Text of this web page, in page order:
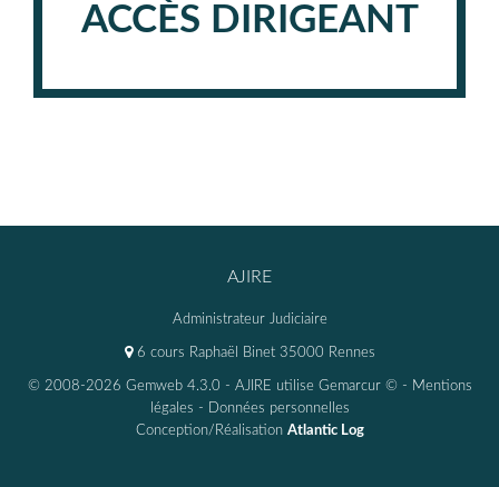
ACCÈS DIRIGEANT
AJIRE
Administrateur Judiciaire
6 cours Raphaël Binet 35000 Rennes
© 2008-2026 Gemweb 4.3.0 - AJIRE utilise Gemarcur © - Mentions
légales - Données personnelles
Conception/Réalisation Atlantic Log